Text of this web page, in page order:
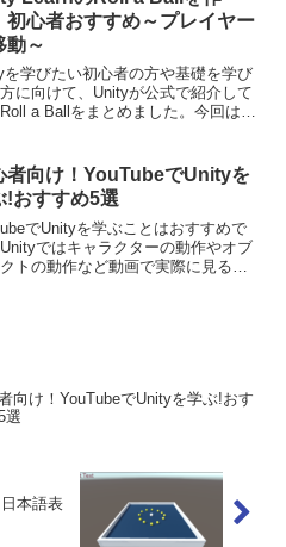
心者おすすめ～プレイヤー
動～
を学びたい初心者の方や基礎を学び
に向けて、Unityが公式で紹介して
a Ballをまとめました。今回は第
LearnのRol...
者向け！YouTubeでUnityを
!おすすめ5選
でUnityを学ぶことはおすすめで
ではキャラクターの動作やオブ
トの動作など動画で実際に見ると
向け！YouTubeでUnityを学ぶ!おす
選
本語表